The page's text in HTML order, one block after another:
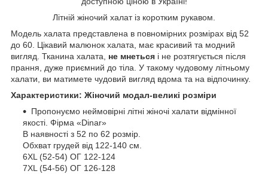
Літній жіночий халат із коротким рукавом.
Модель халата представлена в повномірних розмірах від 52
до 60. Цікавий малюнок халата, має красивий та модний
вигляд. Тканина халата, не мнеться і не розтягується після
прання, дуже приємний до тіла. У такому чудовому літньому
халати, ви матимете чудовий вигляд вдома та на відпочинку.
Характеристики: Жіночий модал-великі розміри
Пропонуємо неймовірні літні жіночі халати відмінної
якості. Фірма «Dinar»
В наявності з 52 по 62 розмір.
Обхват грудей від 122-140 см.
6ХL (52-54) ОГ 122-124
7ХL (54-56) ОГ 126-128